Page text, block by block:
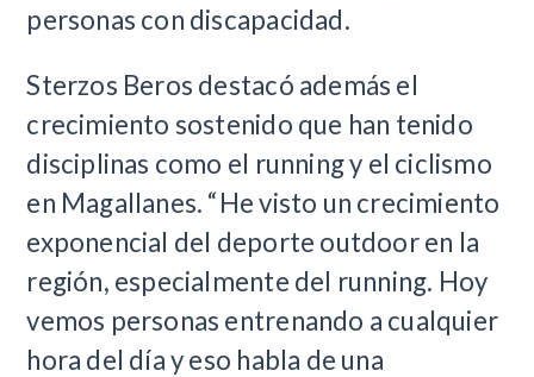
personas con discapacidad.
Sterzos Beros destacó además el
crecimiento sostenido que han tenido
disciplinas como el running y el ciclismo
en Magallanes. “He visto un crecimiento
exponencial del deporte outdoor en la
región, especialmente del running. Hoy
vemos personas entrenando a cualquier
hora del día y eso habla de una